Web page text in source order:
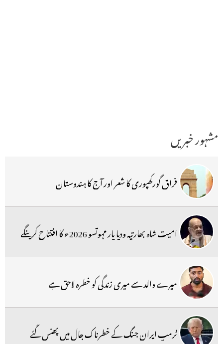
مشہور خبریں
فراق گورکھپوری کا شعر اور آج کا ہندوستان
امیت شاہ بھارتیہ ودیا پار مہوتسو 2026ء کا افتتاح کرینگے
میرے والد سے میری زندگی کو خطرہ لاحق ہے
ٹرمپ ایران جنگ کے خطرناک جال میں پھنس گئے